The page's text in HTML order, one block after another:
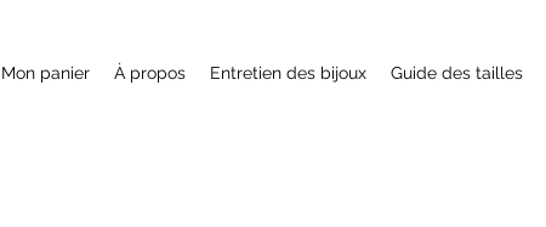
Mon panier À propos Entretien des bijoux Guide des tailles